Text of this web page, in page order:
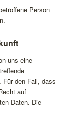
Person
uns eine
Für den Fall, dass
auf
Daten. Die